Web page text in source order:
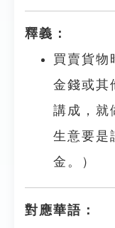
釋義：
買賣貨物
金錢或其
講成，就
生意要是
金。）
對應華語：